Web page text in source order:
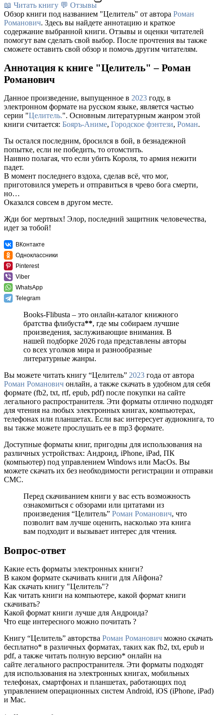
📖 Читать книгу 💬 Отзывы
Обзор книги под названием "Целитель" от автора Роман
Романович. Здесь вы найдете аннотацию и краткое
содержание выбранной книги. Отзывы и оценки читателей
помогут вам сделать свой выбор. После прочтения вы также
сможете оставить свой обзор и помочь другим читателям.
Аннотация к книге "Целитель" – Роман
Романович
Данное произведение, выпущенное в 2023 году, в
электронном формате на русском языке, является частью
серии "Целитель.". Основным литературным жанром этой
книги считается: Бояръ-Аниме, Городское фэнтези, Роман.
Ты остался последним, бросился в бой, в безнадежной
попытке, если не победить, то отомстить.
Наивно полагая, что если убить Короля, то армия нежити
падет.
В момент последнего вздоха, сделав всё, что мог,
приготовился умереть и отправиться в чрево бога смерти,
но…
Оказался совсем в другом месте.
Жди бог мертвых! Элор, последний защитник человечества,
идет за тобой!
ВКонтакте
Одноклассники
Pinterest
Viber
WhatsApp
Telegram
Books-Flibusta – это онлайн-каталог книжного
братства флибуста**, где мы собираем лучшие
произведения, заслуживающие внимания. В
нашей подборке 2026 года представлены авторы
со всех уголков мира и разнообразные
литературные жанры.
Вы можете читать книгу “Целитель” 2023 года от автора
Роман Романович онлайн, а также скачать в удобном для себя
формате (fb2, txt, rtf, epub, pdf) после покупки на сайте
легального распространителя. Эти форматы отлично подходят
для чтения на любых электронных книгах, компьютерах,
телефонах или планшетах. Если вас интересует аудиокнига, то
вы также можете прослушать ее в mp3 формате.
Доступные форматы книг, пригодны для использования на
различных устройствах: Андроид, iPhone, iPad, ПК
(компьютер) под управлением Windows или MacOs. Вы
можете скачать их без необходимости регистрации и отправки
СМС.
Перед скачиванием книги у вас есть возможность
ознакомиться с обзорами или цитатами из
произведения “Целитель” Роман Романович, что
позволит вам лучше оценить, насколько эта книга
вам подходит и вызывает интерес для чтения.
Вопрос-ответ
Какие есть форматы электронных книги?
В каком формате скачивать книги для Айфона?
Как скачать книгу "Целитель"?
Как читать книги на компьютере, какой формат книги
скачивать?
Какой формат книги лучше для Андроида?
Что еще интересного можно почитать ?
Книгу “Целитель” авторства Роман Романович можно скачать
бесплатно* в различных форматах, таких как fb2, txt, epub и
pdf, а также читать полную версию* онлайн на
сайте легального распространителя. Эти форматы подходят
для использования на электронных книгах, мобильных
телефонах, смартфонах и планшетах, работающих под
управлением операционных систем Android, iOS (iPhone, iPad)
и Mac.